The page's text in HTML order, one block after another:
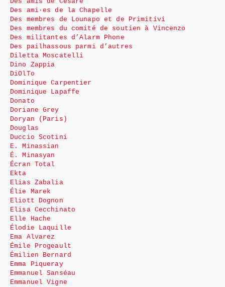
Des ami·es de la Chapelle
Des membres de Lounapo et de Primitivi
Des membres du comité de soutien à Vincenzo
Des militantes d’Alarm Phone
Des pailhassous parmi d’autres
Diletta Moscatelli
Dino Zappia
DiOlTo
Dominique Carpentier
Dominique Lapaffe
Donato
Doriane Grey
Doryan (Paris)
Douglas
Duccio Scotini
E. Minassian
É. Minasyan
Écran Total
Ekta
Elias Zabalia
Élie Marek
Eliott Dognon
Elisa Cecchinato
Elle Hache
Élodie Laquille
Ema Alvarez
Émile Progeault
Émilien Bernard
Emma Piqueray
Emmanuel Sanséau
Emmanuel Vigne